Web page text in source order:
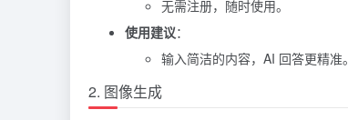
无需注册，随时使用。
使用建议：
输入简洁的内容，AI 回答更精准。
2. 图像生成